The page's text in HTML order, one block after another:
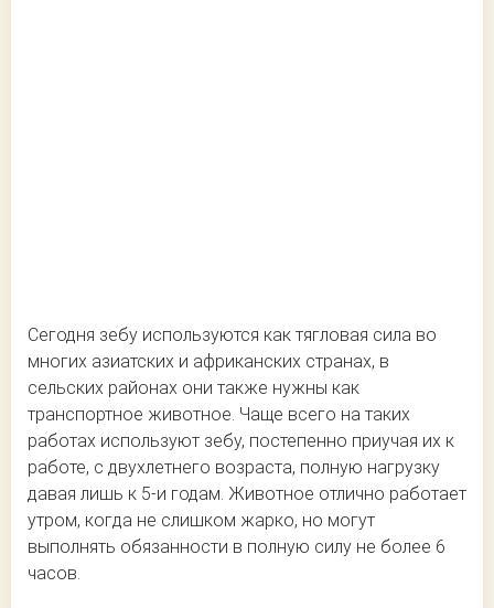
Сегодня зебу используются как тягловая сила во
многих азиатских и африканских странах, в
сельских районах они также нужны как
транспортное животное. Чаще всего на таких
работах используют зебу, постепенно приучая их к
работе, с двухлетнего возраста, полную нагрузку
давая лишь к 5-и годам. Животное отлично работает
утром, когда не слишком жарко, но могут
выполнять обязанности в полную силу не более 6
часов.